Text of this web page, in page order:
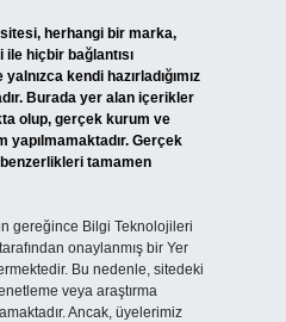
herhangi bir marka,
hiçbir bağlantısı
kendi hazırladığımız
Burada yer alan içerikler
olup, gerçek kurum ve
yapılmamaktadır. Gerçek
tamamen
gereğince Bilgi Teknolojileri
onaylanmış bir Yer
Bu nedenle, sitedeki
veya araştırma
Ancak, üyelerimiz